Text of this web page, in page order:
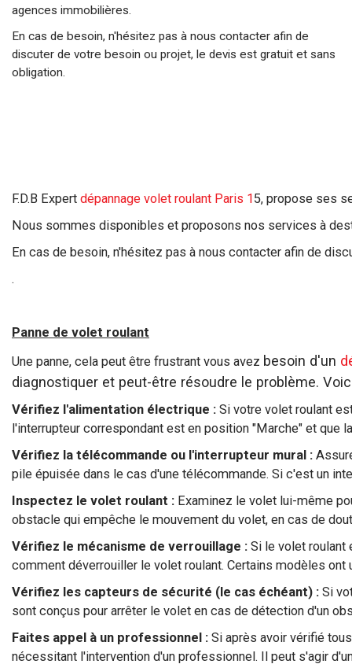
agences immobilières.
En cas de besoin, n'hésitez pas à nous contacter afin de
discuter de votre besoin ou projet, le devis est gratuit et sans
obligation.
F.D.B Expert dépannage volet roulant Paris 15, propose ses
Nous sommes disponibles et proposons nos services à
En cas de besoin, n'hésitez pas à nous contacter afin de
.
Panne de volet roulant
Une panne, cela peut être frustrant vous avez besoin d'un
diagnostiquer et peut-être résoudre le problème.
Vérifiez l'alimentation électrique : Si votre volet roulant
l'interrupteur correspondant est en position "Marche" et que
Vérifiez la télécommande ou l'interrupteur mural :
pile épuisée dans le cas d'une télécommande. Si c'est un
Inspectez le volet roulant : Examinez le volet lui-même
obstacle qui empêche le mouvement du volet, en cas de
Vérifiez le mécanisme de verrouillage : Si le volet roulant
comment déverrouiller le volet roulant. Certains modèles
Vérifiez les capteurs de sécurité (le cas échéant) : Si
sont conçus pour arrêter le volet en cas de détection d'un
Faites appel à un professionnel : Si après avoir vérifié
nécessitant l'intervention d'un professionnel. Il peut s'agir